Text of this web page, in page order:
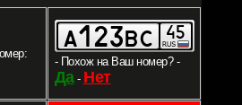
- Похож на Ваш номер? -
Да- Нет